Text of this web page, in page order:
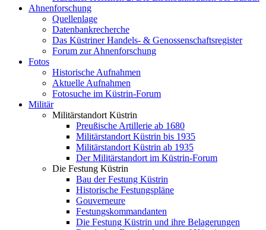
Ahnenforschung
Quellenlage
Datenbankrecherche
Das Küstriner Handels- & Genossenschaftsregister
Forum zur Ahnenforschung
Fotos
Historische Aufnahmen
Aktuelle Aufnahmen
Fotosuche im Küstrin-Forum
Militär
Militärstandort Küstrin
Preußische Artillerie ab 1680
Militärstandort Küstrin bis 1935
Militärstandort Küstrin ab 1935
Der Militärstandort im Küstrin-Forum
Die Festung Küstrin
Bau der Festung Küstrin
Historische Festungspläne
Gouverneure
Festungskommandanten
Die Festung Küstrin und ihre Belagerungen